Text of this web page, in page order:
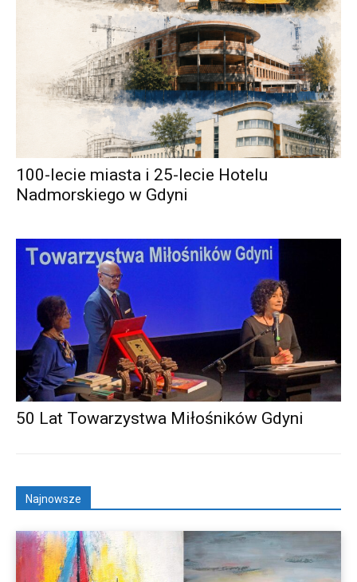
100-lecie miasta i 25-lecie Hotelu
Nadmorskiego w Gdyni
50 Lat Towarzystwa Miłośników Gdyni
Najnowsze